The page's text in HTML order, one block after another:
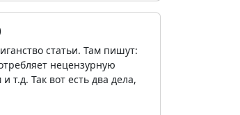
статьи. Там пишут:
нецензурную
Так вот есть два дела,